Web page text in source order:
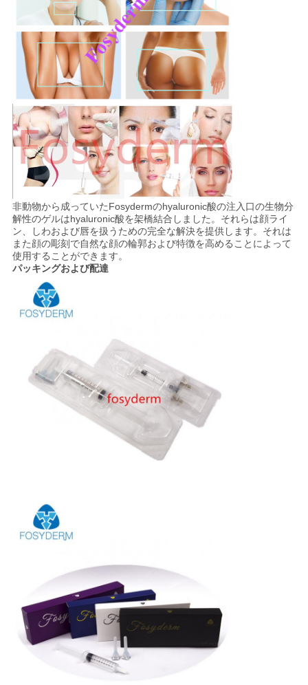
非動物から成っていたFosydermのhyaluronic酸の注入口の生物分
解性のゲルはhyaluronic酸を架橋結合しました。それらは顔ライ
ン、しわおよび唇を扱うための完全な解決を提供します。それは
また顔の彫刻で自然な顔の輪郭および特徴を高めることによって
使用することができます。
パッキングおよび配達